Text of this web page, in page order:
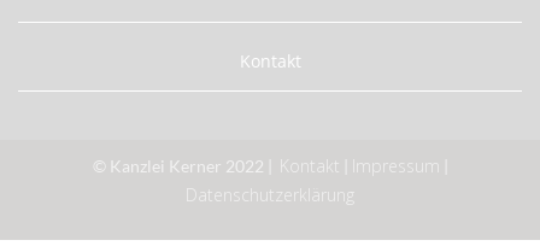
Kontakt
© Kanzlei Kerner 2022 | Kontakt Impressum
Datenschutzerklärung